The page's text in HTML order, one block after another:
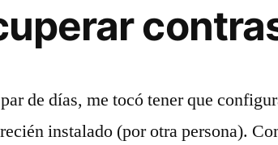
de días, me tocó tener que
instalado (por otra persona).